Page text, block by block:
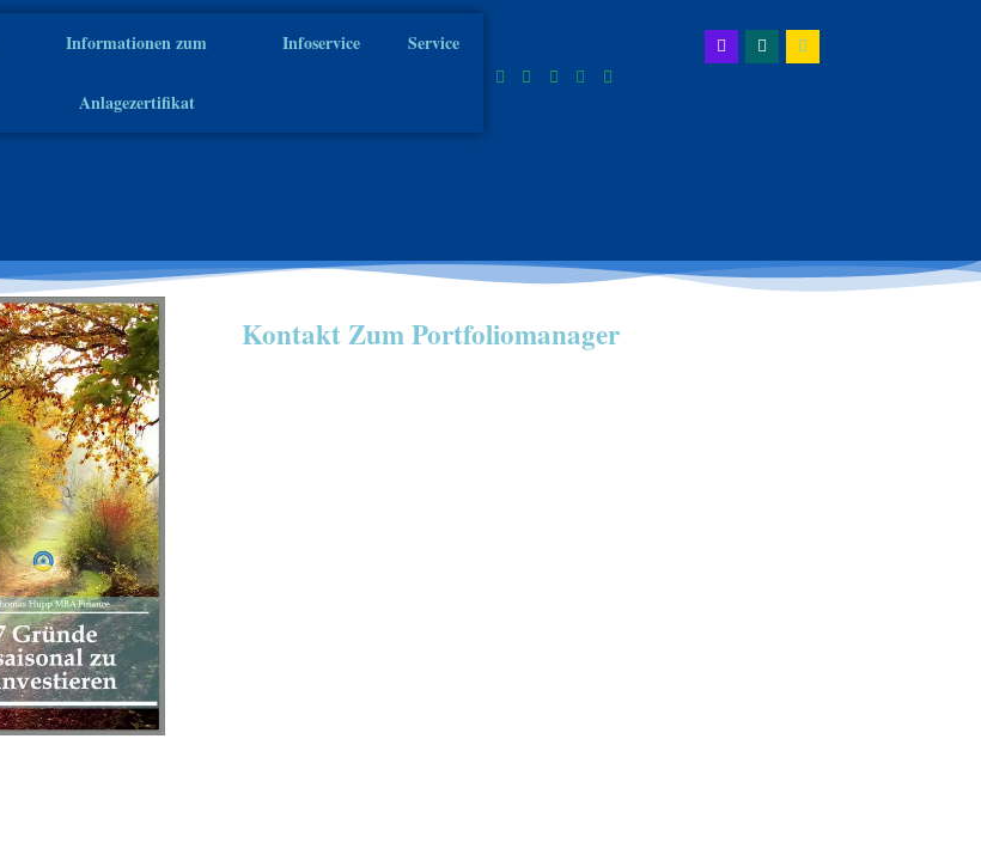
Informationen zum
Anlagezertifikat
Infoservice Service
Kontakt Zum Portfoliomanager